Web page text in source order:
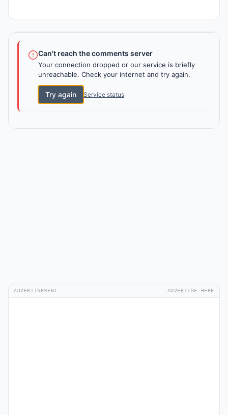
Can't reach the comments server
Your connection dropped or our service is briefly
unreachable. Check your internet and try again.
Try again Service status
ADVERTISEMENT ADVERTISE HERE